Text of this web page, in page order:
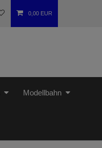
0,00 EUR
Modellbahn